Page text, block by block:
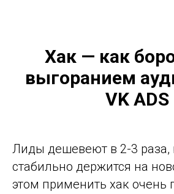
Хак — как
выгоранием
VK ADS
Лиды дешевеют в 2-3 раза,
стабильно держится на
этом применить хак очень